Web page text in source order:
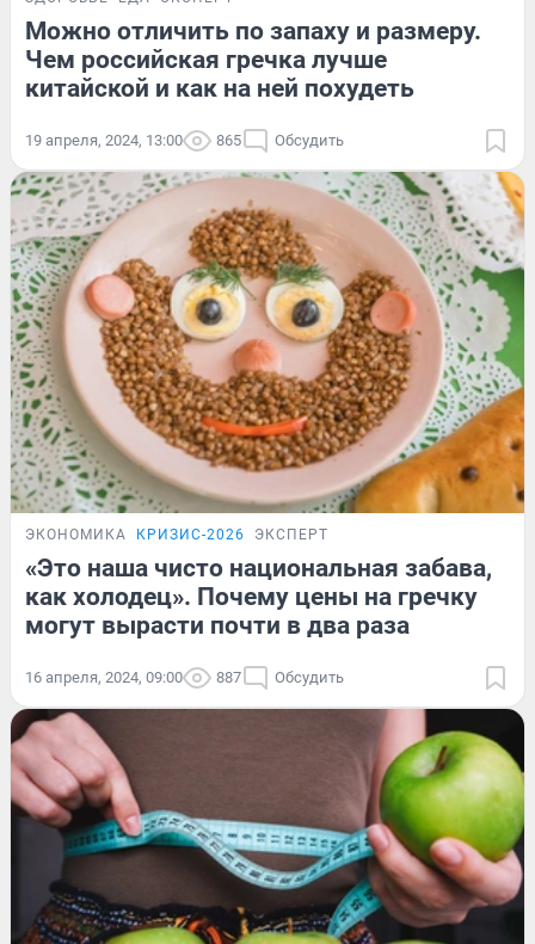
Можно отличить по запаху и размеру.
Чем российская гречка лучше
китайской и как на ней похудеть
19 апреля, 2024, 13:00 865 Обсудить
ЭКОНОМИКА КРИЗИС-2026 ЭКСПЕРТ
«Это наша чисто национальная забава,
как холодец». Почему цены на гречку
могут вырасти почти в два раза
16 апреля, 2024, 09:00 887 Обсудить